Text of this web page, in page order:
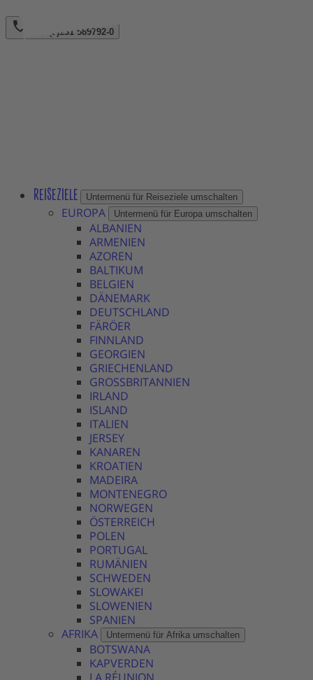
+49 (0)231 589792-0
REISEZIELE Untermenü für Reiseziele umschalten
EUROPA Untermenü für Europa umschalten
ALBANIEN
ARMENIEN
AZOREN
BALTIKUM
BELGIEN
DÄNEMARK
DEUTSCHLAND
FÄRÖER
FINNLAND
GEORGIEN
GRIECHENLAND
GROSSBRITANNIEN
IRLAND
ISLAND
ITALIEN
JERSEY
KANAREN
KROATIEN
MADEIRA
MONTENEGRO
NORWEGEN
ÖSTERREICH
POLEN
PORTUGAL
RUMÄNIEN
SCHWEDEN
SLOWAKEI
SLOWENIEN
SPANIEN
AFRIKA
Untermenü für Afrika umschalten
BOTSWANA
KAPVERDEN